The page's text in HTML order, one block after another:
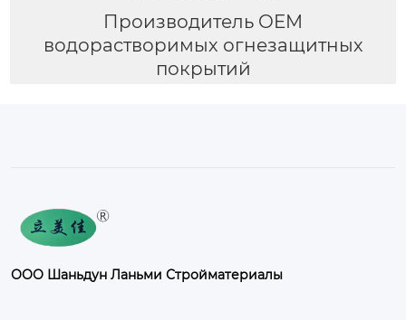
Производитель OEM
водорастворимых огнезащитных
покрытий
ООО Шаньдун Ланьми Стройматериалы